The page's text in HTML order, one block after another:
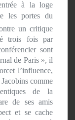
à la loge
les portes du
un critique
trois fois par
sont
de Paris », il
l’influence,
comme
de la
de ses amis
et se cache